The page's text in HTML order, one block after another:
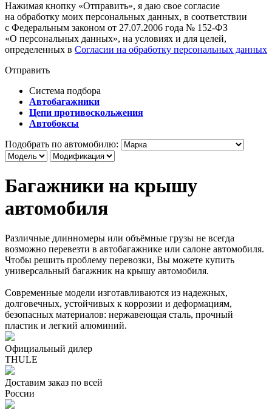
Нажимая кнопку «Отправить», я даю свое согласие
на обработку моих персональных данных, в соответствии
с Федеральным законом от 27.07.2006 года № 152-ФЗ
«О персональных данных», на условиях и для целей,
определенных в Согласии на обработку персональных данных
Отправить
Система подбора
Автобагажники
Цепи противоскольжения
Автобоксы
Подобрать по автомобилю:
Багажники на крышу
автомобиля
Различные длинномеры или объёмные грузы не всегда
возможно перевезти в автобагажнике или салоне автомобиля.
Чтобы решить проблему перевозки, Вы можете купить
универсальный багажник на крышу автомобиля.
Современные модели изготавливаются из надежных,
долговечных, устойчивых к коррозии и деформациям,
безопасных материалов: нержавеющая сталь, прочный
пластик и легкий алюминий.
Официальный дилер
THULE
Доставим заказ по всей
России